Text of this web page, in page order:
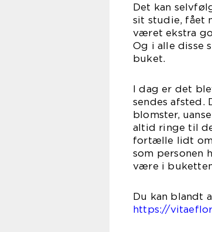
Det kan
sit studie, fået
været ekstra
Og i alle disse
I dag er det
sendes afsted.
blomster,
altid ringe til
fortælle lidt
som personen
Du kan blandt
https://